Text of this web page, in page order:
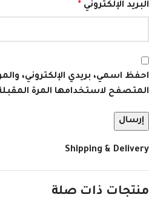
البريد الإلكتروني *
احفظ اسمي، بريدي الإلكتروني،
المتصفح لاستخدامها المرة
Shipping & Delivery
منتجات ذات صلة